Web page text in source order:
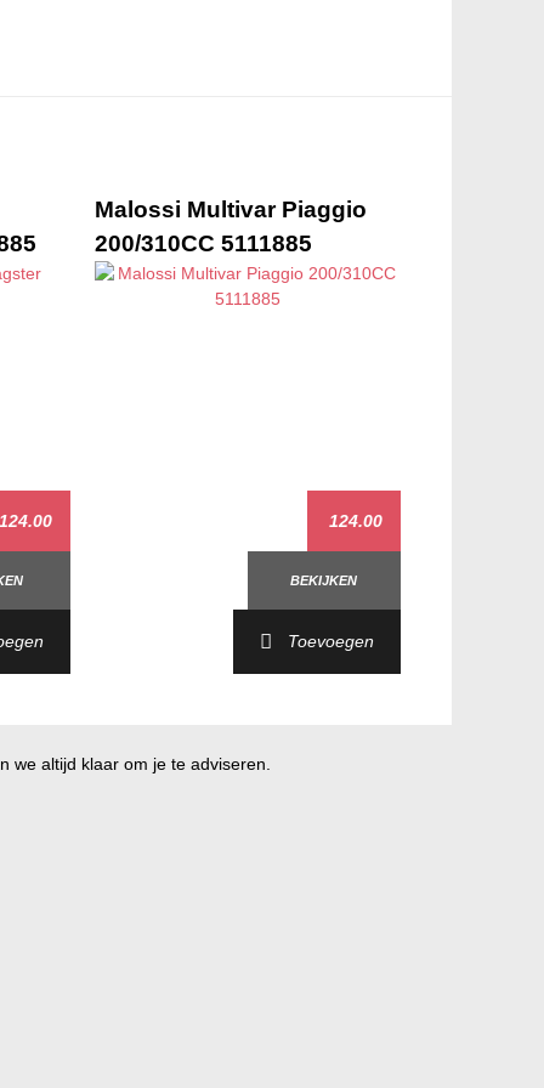
124.00
Malossi Multivar Piaggio
200/310CC 5111885
124.00
BEKIJKEN
Toevoegen
we altijd klaar om je te adviseren.